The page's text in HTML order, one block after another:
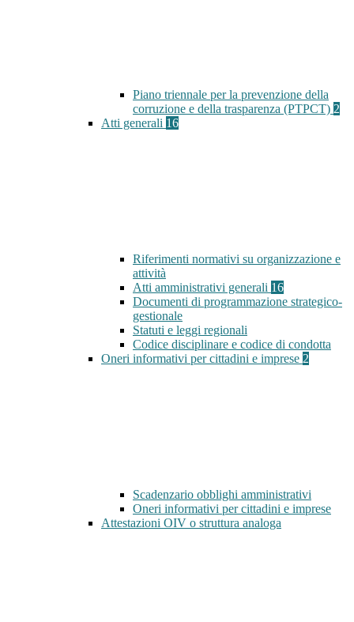
Piano triennale per la prevenzione della
corruzione e della trasparenza (PTPCT) 2
Atti generali 16
Riferimenti normativi su organizzazione e
attività
Atti amministrativi generali 16
Documenti di programmazione strategico-
gestionale
Statuti e leggi regionali
Codice disciplinare e codice di condotta
Oneri informativi per cittadini e imprese 2
Scadenzario obblighi amministrativi
Oneri informativi per cittadini e imprese
Attestazioni OIV o struttura analoga